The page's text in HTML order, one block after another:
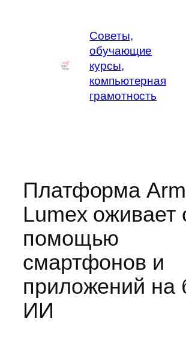
Советы,
обучающие
курсы,
компьютерная
грамотность
Платформа Arm
Lumex оживает
помощью
смартфонов и
приложений на
ИИ